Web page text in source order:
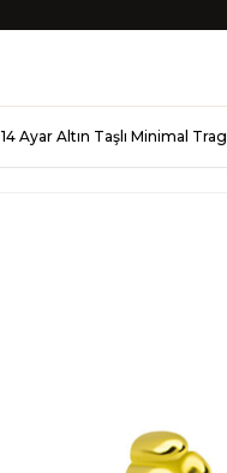
14 Ayar Altın Taşlı Minimal